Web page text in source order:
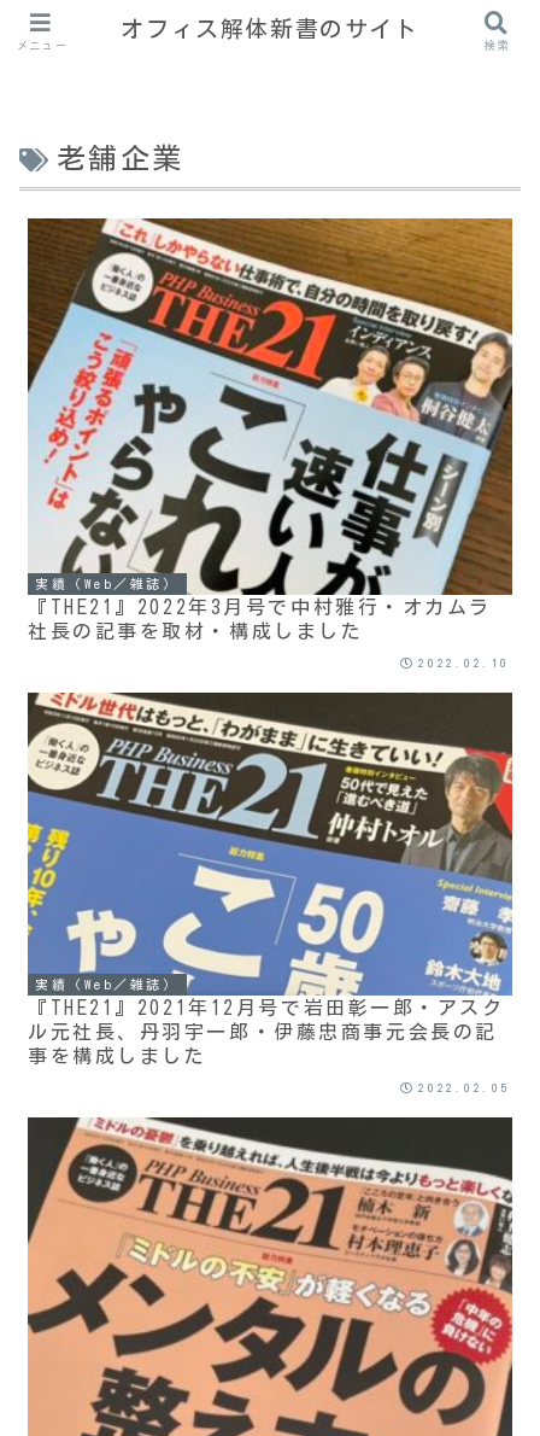
老舗企業
実績（Web／雑誌）
『THE21』2022年3月号で中村雅行・オカムラ
社長の記事を取材・構成しました
2022.02.10
実績（Web／雑誌）
『THE21』2021年12月号で岩田彰一郎・アスク
ル元社長、丹羽宇一郎・伊藤忠商事元会長の記
事を構成しました
2022.02.05
メニュー
オフィス解体新書のサイト
検索